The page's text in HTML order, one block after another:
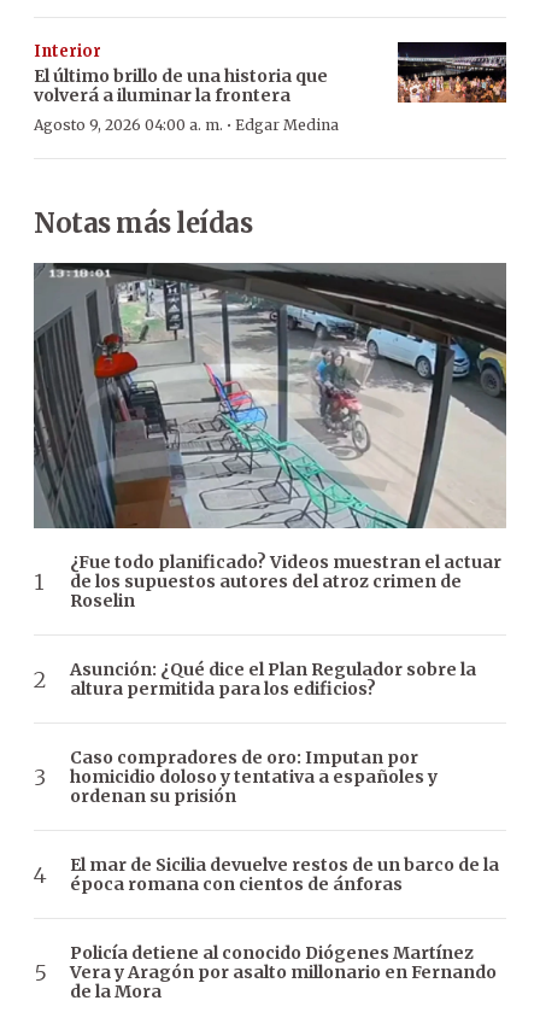
Interior
El último brillo de una historia que
volverá a iluminar la frontera
Agosto 9, 2026 04:00 a. m. · Edgar Medina
Notas más leídas
¿Fue todo planificado? Videos muestran el actuar
de los supuestos autores del atroz crimen de
Roselin
Asunción: ¿Qué dice el Plan Regulador sobre la
altura permitida para los edificios?
Caso compradores de oro: Imputan por
homicidio doloso y tentativa a españoles y
ordenan su prisión
El mar de Sicilia devuelve restos de un barco de la
época romana con cientos de ánforas
Policía detiene al conocido Diógenes Martínez
Vera y Aragón por asalto millonario en Fernando
de la Mora